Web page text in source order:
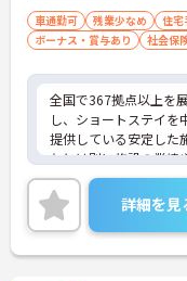
・時短勤務からフルタ
テップアップまで、ラ
方を選択できます。
・清潔感があれば髪色
おり、自分らしいスタ
す。
車通勤可 残業少なめ 住宅
ボーナス・賞与あり
社会保
全国で367拠点以上を
し、ショートステイを
提供している安定した
与とは別に施設の業績
れる独自の特別報酬制
ムへの貢献が直接収入
のある環境が整ってい
ミーティングを通じて
れており、平均勤続年
詳細を見